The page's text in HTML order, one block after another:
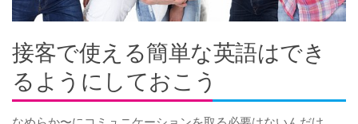
接客で使える簡単な英語はでき
るようにしておこう